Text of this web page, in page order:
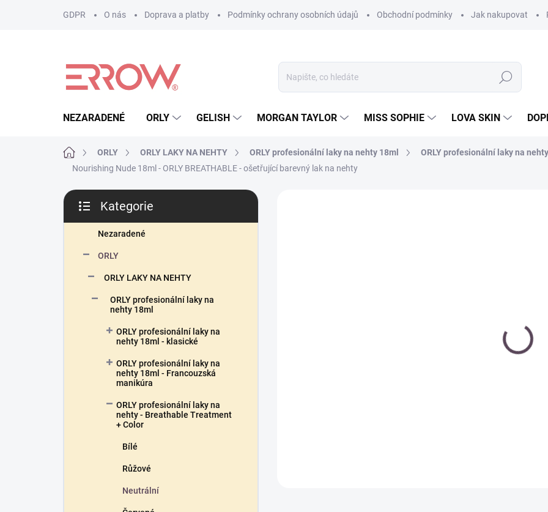
GDPR O nás Doprava a platby Podmínky ochrany osobních údajů Obchodní podmínky Jak nakupovat
Hledat
NEZARADENÉ ORLY GELISH MORGAN TAYLOR MISS SOPHIE LOVA SKIN
Domů ORLY ORLY LAKY NA NEHTY ORLY profesionální laky na nehty 18ml ORLY profesionální laky na
Nourishing Nude 18ml - ORLY BREATHABLE - ošetřující barevný lak na nehty
P
s
kategorie
Kategorie
Nezaradené
ORLY
ORLY LAKY NA NEHTY
ORLY profesionální laky na
nehty 18ml
ORLY profesionální laky na
nehty 18ml - klasické
ORLY profesionální laky na
nehty 18ml - Francouzská
manikúra
ORLY profesionální laky na
nehty - Breathable Treatment
+ Color
Bílé
Růžové
Neutrální